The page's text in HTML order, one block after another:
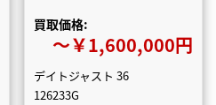
買取価格:
〜￥1,600,000円
デイトジャスト 36
126233G